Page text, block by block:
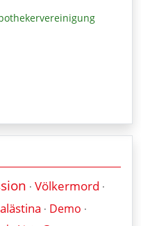
· Völkermord ·
· Demo ·